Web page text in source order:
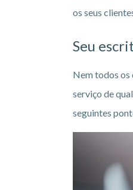
os seus
Seu
Nem todos os
serviço de
seguintes